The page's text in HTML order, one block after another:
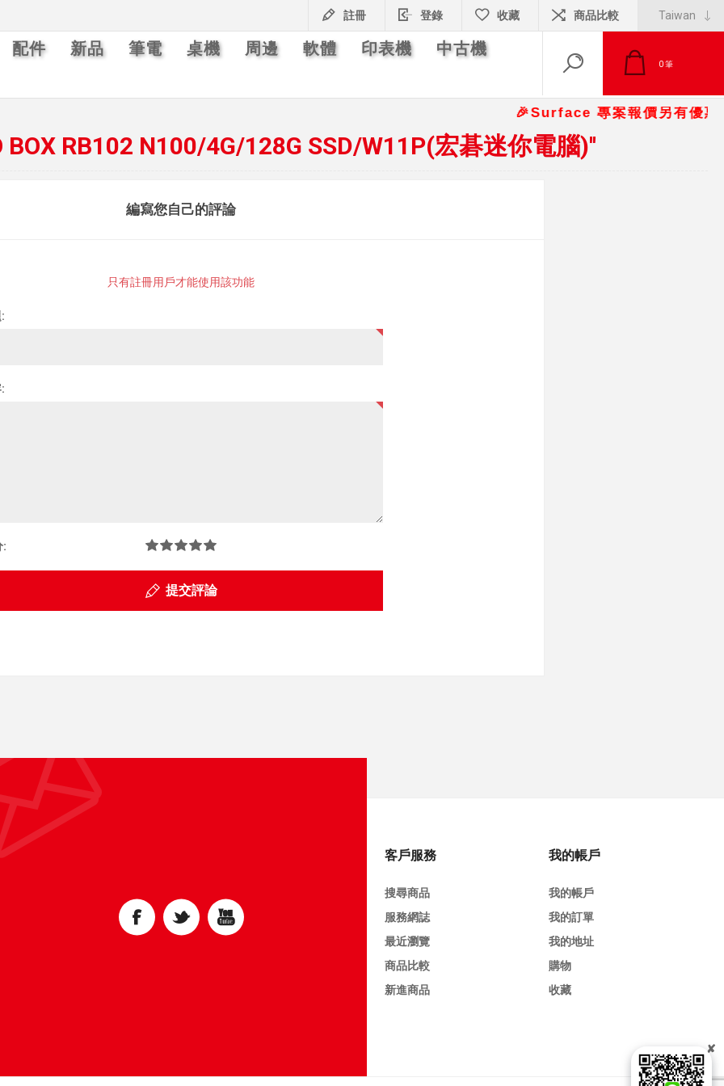
註冊 登錄 收藏 商品比較
配件 新品 筆電 桌機 周邊 軟體 印表機
中古機
0筆
🎉Surface 專案報價另有優
BOX RB102 N100/4G/128G SSD/W11P(宏碁迷你電腦)
編寫您自己的評論
只有註冊用戶才能使用該功能
:
提交評論
客戶服務
搜尋商品
服務網誌
最近瀏覽
商品比較
新進商品
我的帳戶
我的帳戶
我的訂單
我的地址
購物
收藏
✘